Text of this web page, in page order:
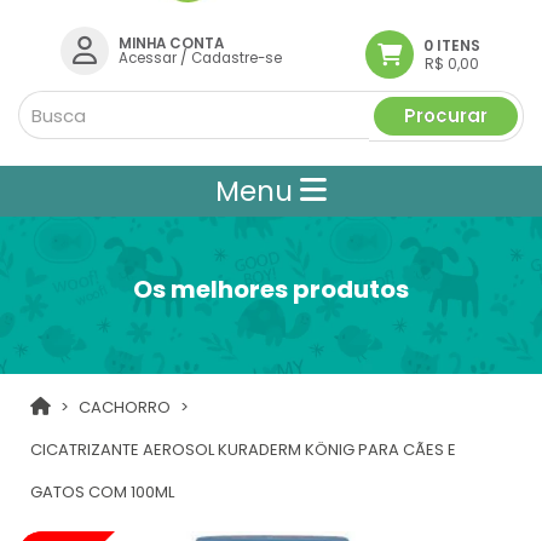
MINHA CONTA
Acessar/ Cadastre-se
0 ITENS
R$ 0,00
Procurar
Menu
Os melhores produtos
CACHORRO
CICATRIZANTE AEROSOL KURADERM KÖNIG PARA CÃES E
GATOS COM 100ML